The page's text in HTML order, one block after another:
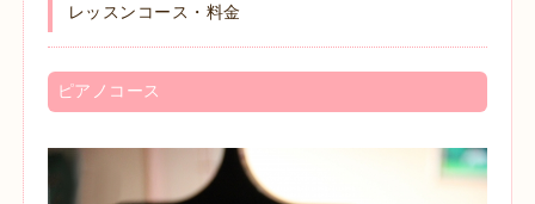
レッスンコース・料金
ピアノコース